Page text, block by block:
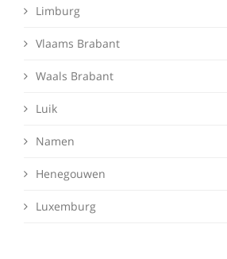
Limburg
Vlaams Brabant
Waals Brabant
Luik
Namen
Henegouwen
Luxemburg